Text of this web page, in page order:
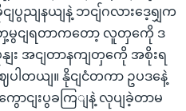
ပွညျနယျနဲ့ ဘငျ်ဂလားဒေ့ရျှက
ေ့မွငျရတာကတော့ လူတှကေို ဒ
ျး အငျတာနကျတှကေို အစိုးရ
တယျ။ နိုငျငံတကာ ဥပဒနေဲ့
ာငျးပွခကြျနဲ့ လုပျခဲ့တာမ